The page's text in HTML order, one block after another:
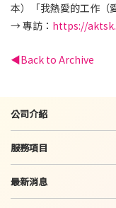
本）「我熱愛的工作（
→ 專訪： https://
Back to Archive
公司介紹
服務項目
最新消息